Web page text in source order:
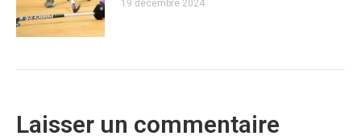
19 décembre 2024
Laisser un commentaire